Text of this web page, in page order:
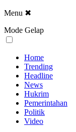
Menu ✖
Mode Gelap
Home
Trending
Headline
News
Hukrim
Pemerintahan
Politik
Video